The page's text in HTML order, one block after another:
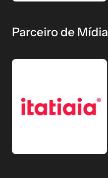
Parceiro de Mídia